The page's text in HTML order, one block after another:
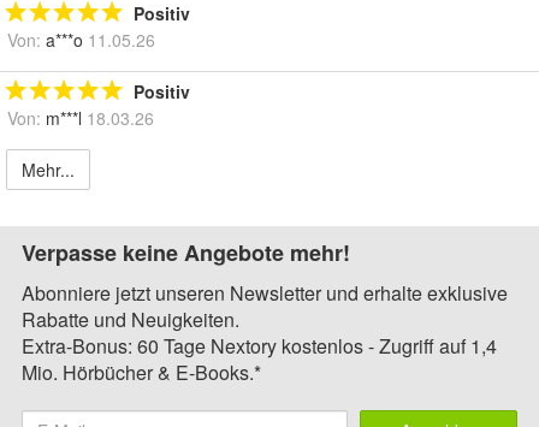
Positiv
Von: a***o 11.05.26
Positiv
Von: m***l 18.03.26
Mehr...
Verpasse keine Angebote mehr!
Abonniere jetzt unseren Newsletter und erhalte exklusive
Rabatte und Neuigkeiten.
Extra-Bonus: 60 Tage Nextory kostenlos - Zugriff auf 1,4
Mio. Hörbücher & E-Books.*